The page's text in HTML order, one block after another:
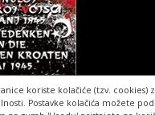
koriste kolačiće (tzv. cookies)
Postavke kolačića možete